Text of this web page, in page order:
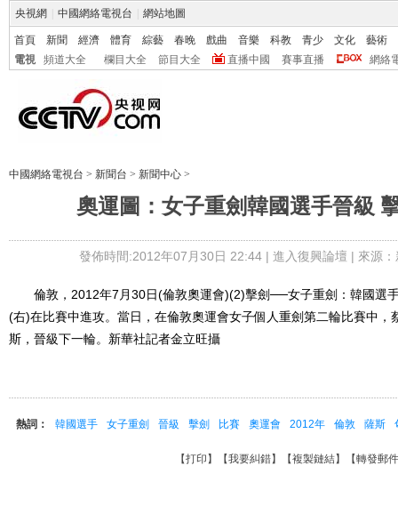
央視網 中國網絡電視台 網站地圖
首頁 新聞 經濟 體育 綜藝 春晚 戲曲 音樂 科教 青少 文化
藝術
電視
頻道大全 欄目大全 節目大全 直播中國 賽事直播 網絡
中國網絡電視台 > 新聞台 > 新聞中心 >
奧運圖：女子重劍韓國選手晉級
發佈時間:2012年07月30日 22:44 | 進入復興論壇 | 來源
倫敦，2012年7月30日(倫敦奧運會)(2)擊劍──女子重劍：韓國選
(右)在比賽中進攻。當日，在倫敦奧運會女子個人重劍第二輪比賽中，
斯，晉級下一輪。新華社記者金立旺攝
熱詞： 韓國選手 女子重劍 晉級 擊劍 比賽 奧運會 2012年 倫敦 薩斯
【打印 】【我要糾錯】【複製鏈結】【轉發郵件